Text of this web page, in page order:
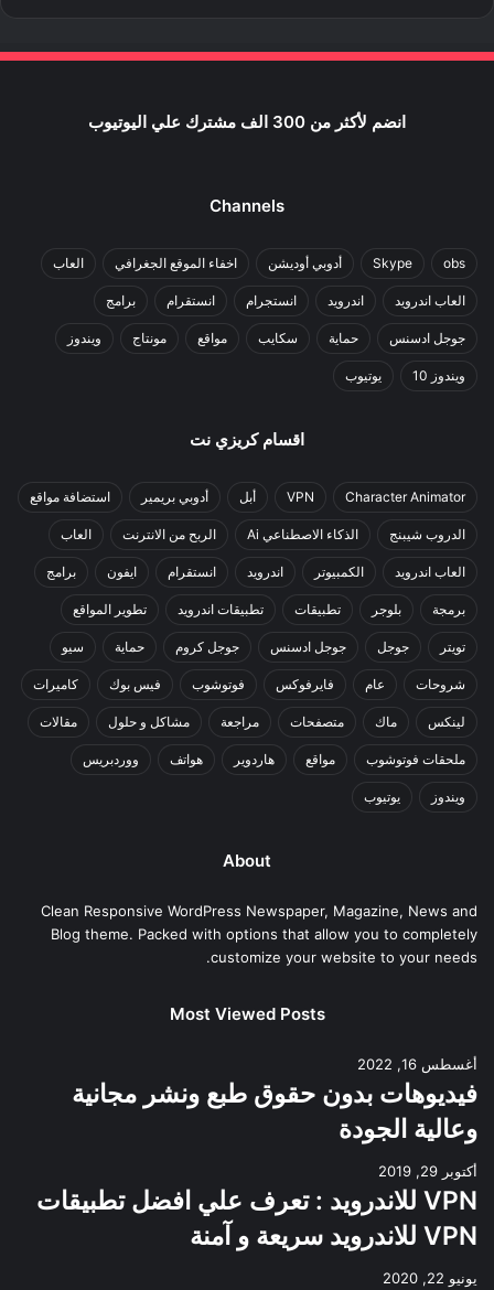
انضم لأكثر من 300 الف مشترك علي اليوتيوب
Channels
obs
Skype أدوبي أوديشن اخفاء الموقع الجغرافي العاب
العاب اندرويد اندرويد انستجرام انستقرام برامج
جوجل ادسنس حماية سكايب مواقع مونتاج ويندوز
ويندوز 10 يوتيوب
اقسام كريزي نت
Character Animator
VPN أبل أدوبي بريمير استضافة مواقع
الدروب شيبنج الذكاء الاصطناعي Ai الربح من الانترنت العاب
العاب اندرويد الكمبيوتر اندرويد انستقرام ايفون برامج
برمجة بلوجر تطبيقات تطبيقات اندرويد تطوير المواقع
تويتر جوجل جوجل ادسنس جوجل كروم حماية سيو
شروحات عام فايرفوكس فوتوشوب فيس بوك كاميرات
لينكس ماك متصفحات مراجعة مشاكل و حلول مقالات
ملحقات فوتوشوب مواقع هاردوير هواتف ووردبريس
ويندوز يوتيوب
About
Clean Responsive WordPress Newspaper, Magazine, News and
Blog theme. Packed with options that allow you to completely
customize your website to your needs.
Most Viewed Posts
أغسطس 16, 2022
فيديوهات بدون حقوق طبع ونشر مجانية
وعالية الجودة
أكتوبر 29, 2019
VPN للاندرويد : تعرف علي افضل تطبيقات
VPN للاندرويد سريعة و آمنة
يونيو 22, 2020